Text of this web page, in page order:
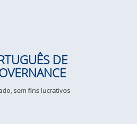
DE
sem fins lucrativos